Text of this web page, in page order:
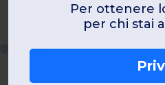
Per ottenere
per chi stai